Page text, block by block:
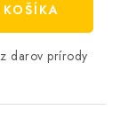
darov prírody